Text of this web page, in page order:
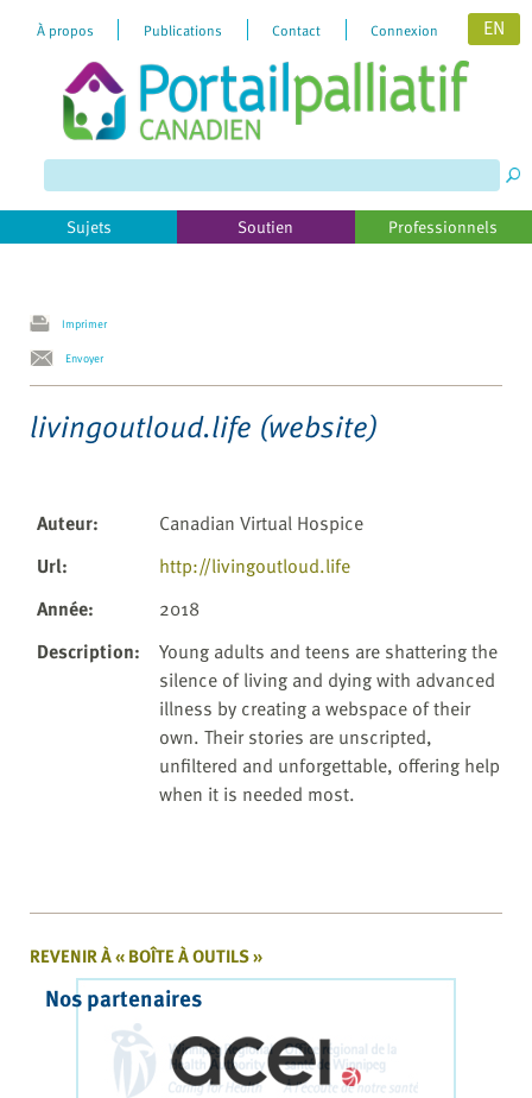
website
includes
an
À propos Publications Contact Connexion EN
Sujets Soutien Professionnels
Imprimer
Envoyer
livingoutloud.life (website)
Auteur:
Canadian Virtual Hospice
Url:
http://livingoutloud.life
Année:
2018
Description:
Young adults and teens are shattering the
silence of living and dying with advanced
illness by creating a webspace of their
own. Their stories are unscripted,
unfiltered and unforgettable, offering help
when it is needed most.
REVENIR À « BOÎTE À OUTILS »
Nos partenaires